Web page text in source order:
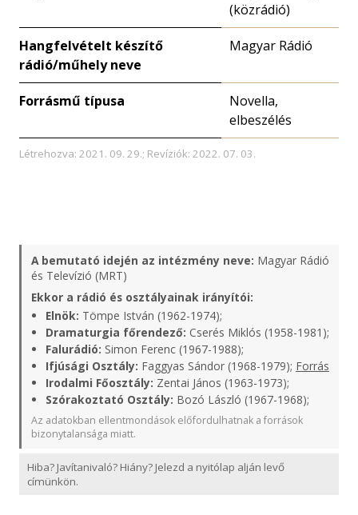
(közrádió)
Hangfelvételt készítő
rádió/műhely neve
Magyar Rádió
Forrásmű típusa
Novella,
elbeszélés
Létrehozva: 2021. 09. 29.; Revíziók: 2022. 07. 03.
A bemutató idején az intézmény neve: Magyar Rádió
és Televízió (MRT)
Ekkor a rádió és osztályainak irányítói:
Elnök: Tömpe István (1962-1974);
Dramaturgia főrendező: Cserés Miklós (1958-1981);
Falurádió: Simon Ferenc (1967-1988);
Ifjúsági Osztály: Faggyas Sándor (1968-1979); Forrás
Irodalmi Főosztály: Zentai János (1963-1973);
Szórakoztató Osztály: Bozó László (1967-1968);
Az adatokban ellentmondások előfordulhatnak a források
bizonytalansága miatt.
Hiba? Javítanivaló? Hiány? Jelezd a nyitólap alján levő
címünkön.